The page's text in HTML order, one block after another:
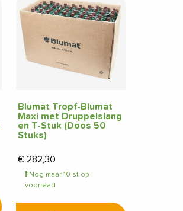
Blumat Tropf-Blumat
Maxi met Druppelslang
en T-Stuk (Doos 50
Stuks)
€ 282,30
Nog maar 10 st op
voorraad